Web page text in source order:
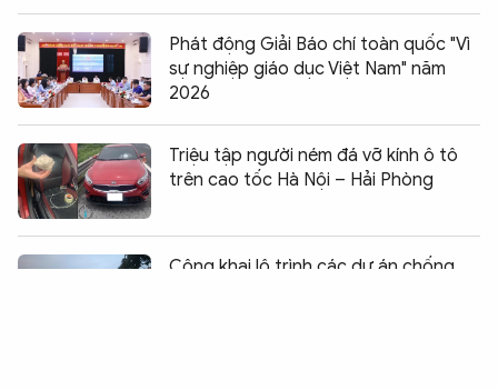
Phát động Giải Báo chí toàn quốc "Vì
sự nghiệp giáo dục Việt Nam" năm
2026
Triệu tập người ném đá vỡ kính ô tô
trên cao tốc Hà Nội – Hải Phòng
Công khai lộ trình các dự án chống